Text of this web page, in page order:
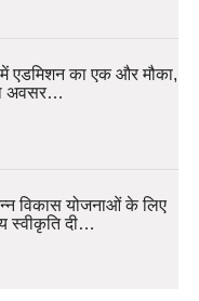
एडमिशन का एक और मौका,
अवसर…
विकास योजनाओं के लिए
स्वीकृति दी…